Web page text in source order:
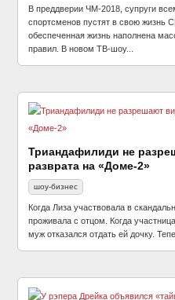
В преддверии ЧМ-2018, супруги
спортсменов пустят в свою жизнь
обеспеченная жизнь наполнена
правил. В новом ТВ-шоу...
Триандафилиди не
разврата на «Доме-2»
шоу-бизнес
Когда Лиза участвовала в
проживала с отцом. Когда
муж отказался отдать ей дочку.